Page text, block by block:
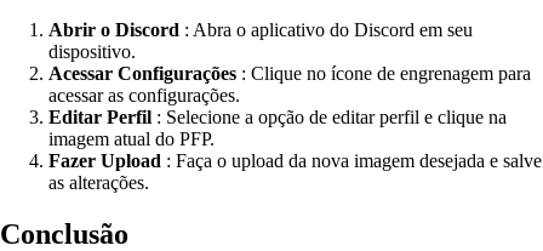
Abrir o Discord : Abra o aplicativo do Discord em seu
dispositivo.
Acessar Configurações : Clique no ícone de engrenagem para
acessar as configurações.
Editar Perfil : Selecione a opção de editar perfil e clique na
imagem atual do PFP.
Fazer Upload : Faça o upload da nova imagem desejada e salve
as alterações.
Conclusão